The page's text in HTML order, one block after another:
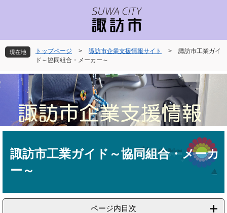
先
頭
。
を
飛
て
現在地 トップページ > 諏訪市企業支援情報サイト >
諏訪市工業ガイ
ド～協同組合・メーカー～
諏訪市工業ガイド～協同組合・メーカ
ー～
ページ内目次